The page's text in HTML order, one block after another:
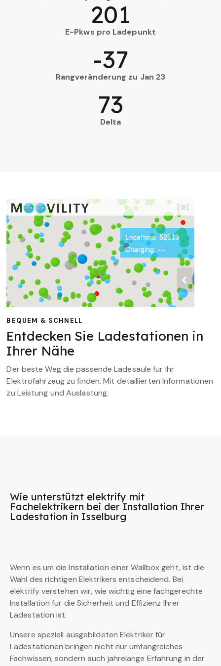
E-Pkws pro Ladepunkt
201
Rangveränderung zu Jan 23
-37
Delta
73
BEQUEM & SCHNELL
Entdecken Sie Ladestationen in
Ihrer Nähe
Der beste Weg die passende Ladesäule für Ihr
Elektrofahrzeug zu finden. Mit detaillierten Informationen
zu Leistung und Auslastung.
Wie unterstützt elektrify mit
Fachelektrikern bei der Installation Ihrer
Ladestation in Isselburg
Wenn es um die Installation einer Wallbox geht, ist die
Wahl des richtigen Elektrikers entscheidend. Bei
elektrify verstehen wir, wie wichtig eine fachgerechte
Installation für die Sicherheit und Effizienz Ihrer
Ladestation ist.
Unsere speziell ausgebildeten Elektriker für
Ladestationen bringen nicht nur umfangreiches
Fachwissen, sondern auch jahrelange Erfahrung in der